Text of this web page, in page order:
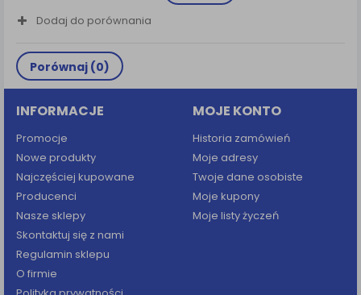
Dodaj do porównania
Porównaj (0)
INFORMACJE
Promocje
Nowe produkty
Najczęściej kupowane
Producenci
Nasze sklepy
Skontaktuj się z nami
Regulamin sklepu
O firmie
MOJE KONTO
Historia zamówień
Moje adresy
Twoje dane osobiste
Moje kupony
Moje listy życzeń